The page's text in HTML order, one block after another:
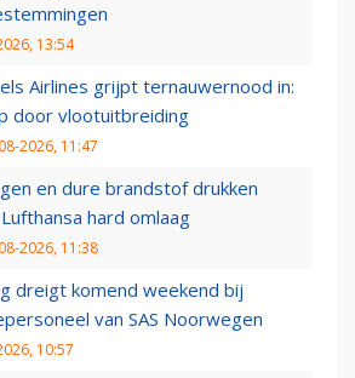
13:54
Airlines grijpt ternauwernood in:
door vlootuitbreiding
2026, 11:47
en dure brandstof drukken
hard omlaag
2026, 11:38
dreigt komend weekend bij
van SAS Noorwegen
10:57